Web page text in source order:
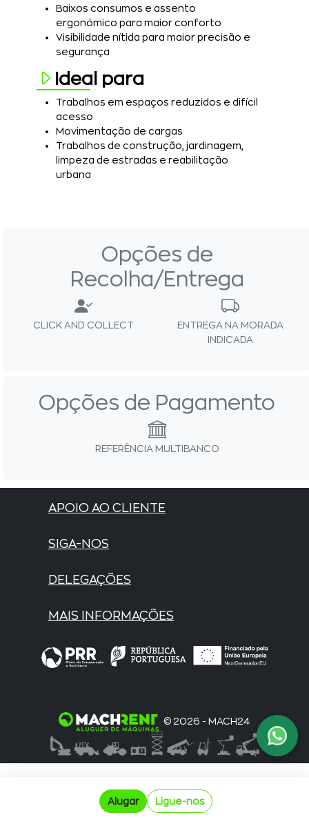
Baixos consumos e assento
ergonómico para maior conforto
Visibilidade nítida para maior precisão e
segurança
Ideal para
Trabalhos em espaços reduzidos e difícil
acesso
Movimentação de cargas
Trabalhos de construção, jardinagem,
limpeza de estradas e reabilitação
urbana
Opções de
Recolha/Entrega
CLICK AND COLLECT
ENTREGA NA MORADA
INDICADA
Opções de Pagamento
REFERÊNCIA MULTIBANCO
APOIO AO CLIENTE
SIGA-NOS
DELEGAÇÕES
MAIS INFORMAÇÕES
© 2026 - MACH24
Alugar Ligue-nos